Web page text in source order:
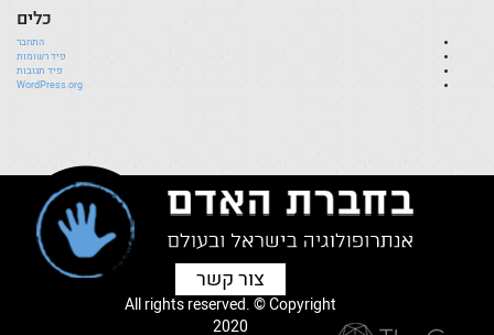
כלים
התחבר
פיד רשומות
פיד תגובות
WordPress.org
All rights reserved. © Copyright
2020
צור קשר